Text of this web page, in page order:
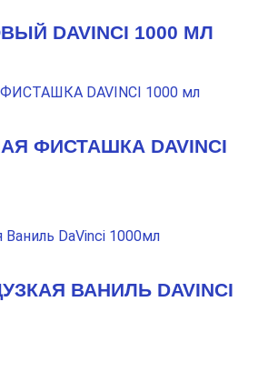
DAVINCI 1000 МЛ
ФИСТАШКА DAVINCI
ВАНИЛЬ DAVINCI